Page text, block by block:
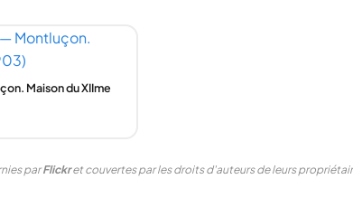
Maison du XIIme
parFlickret couvertes par les droits d'auteurs de leurs